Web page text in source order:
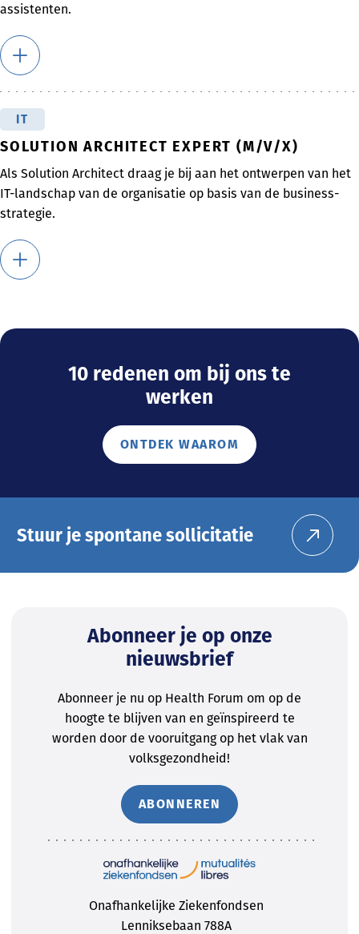
assistenten.
IT
SOLUTION ARCHITECT EXPERT (M/V/X)
Als Solution Architect draag je bij aan het ontwerpen van het
IT-landschap van de organisatie op basis van de business-
strategie.
10 redenen om bij ons te
werken
ONTDEK WAAROM
Stuur je spontane sollicitatie
Abonneer je op onze
nieuwsbrief
Abonneer je nu op Health Forum om op de
hoogte te blijven van en geïnspireerd te
worden door de vooruitgang op het vlak van
volksgezondheid!
ABONNEREN
Onafhankelijke Ziekenfondsen
Lenniksebaan 788A